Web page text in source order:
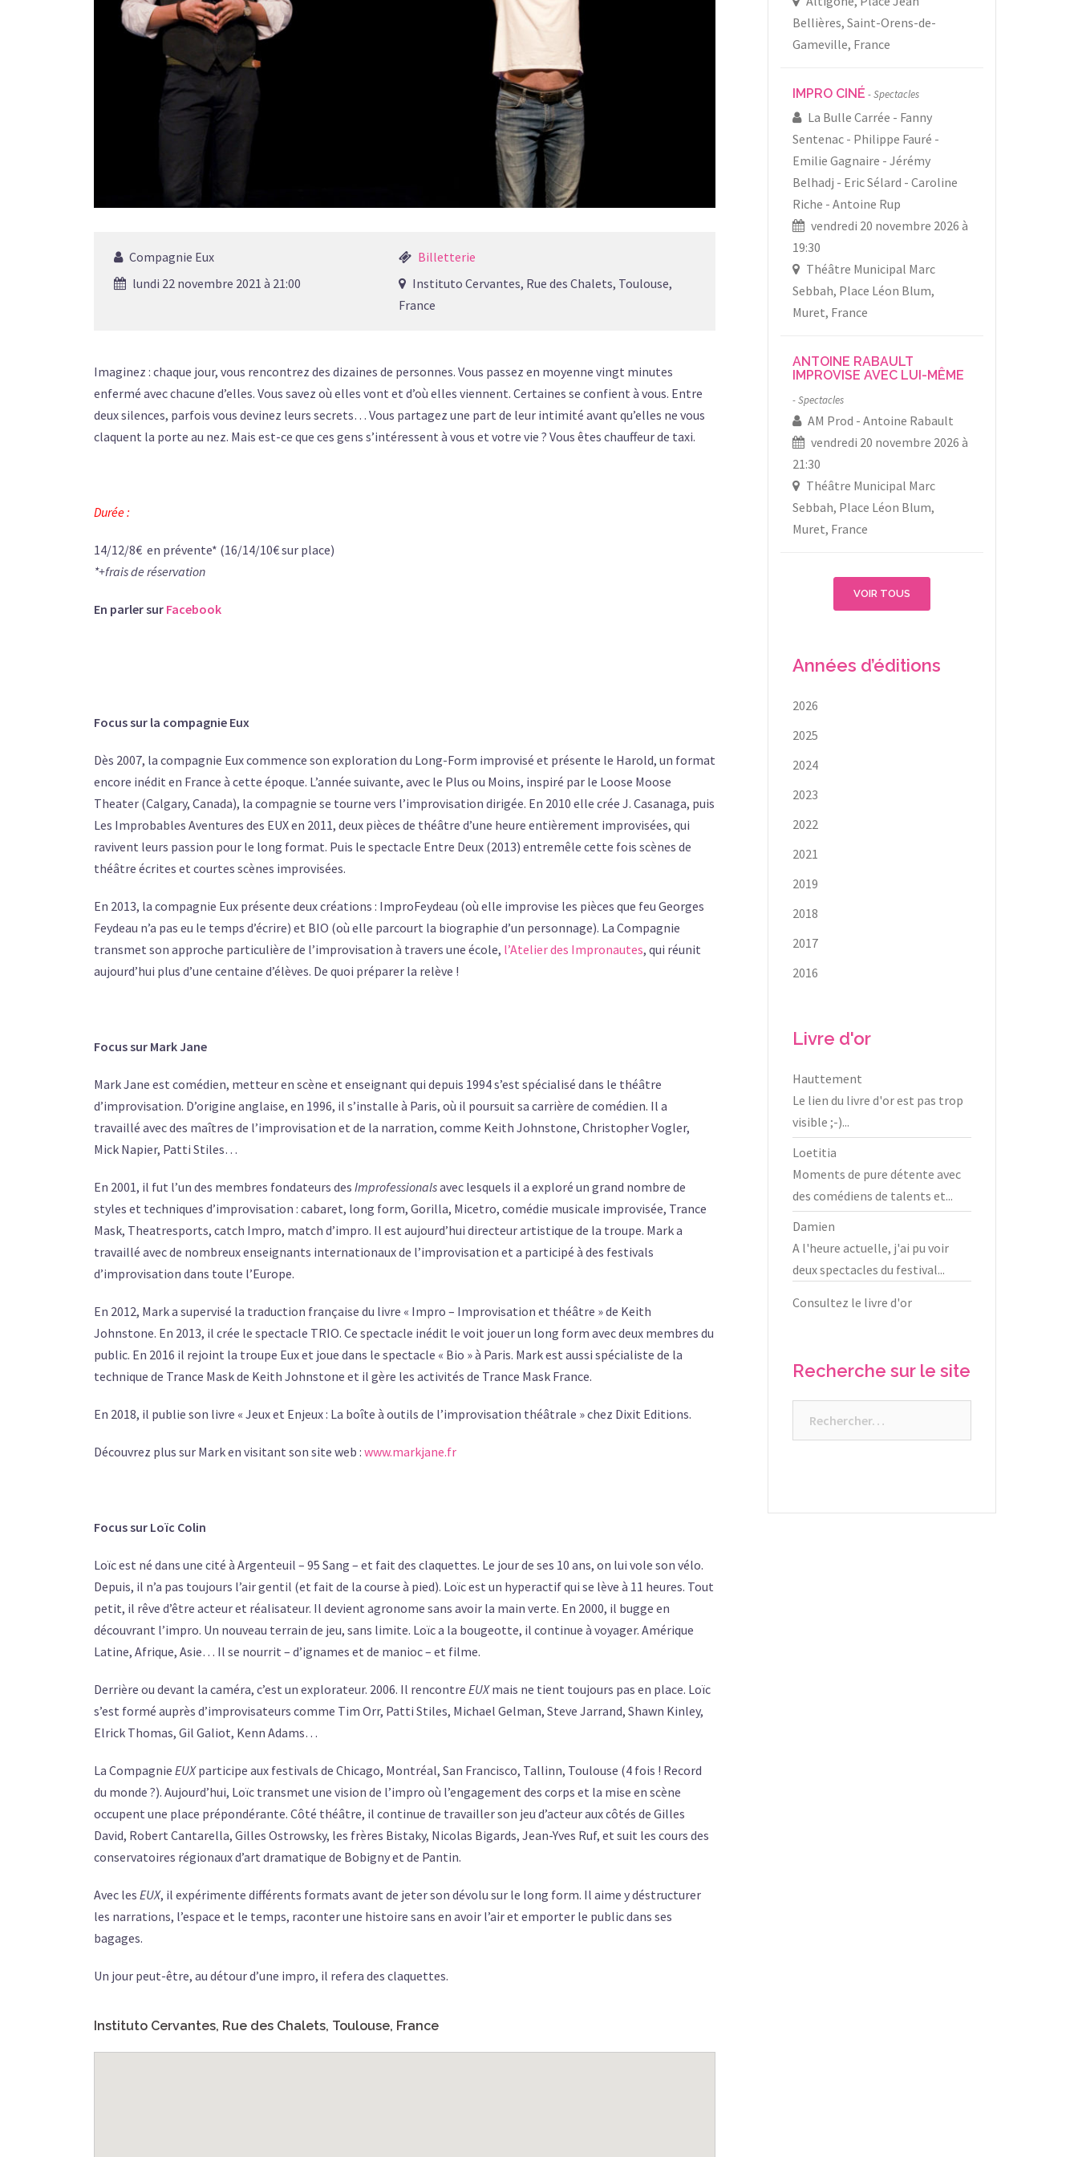
Compagnie Eux
lundi 22 novembre 2021 à 21:00
Billetterie
Instituto Cervantes, Rue des Chalets, Toulouse,
France
Imaginez : chaque jour, vous rencontrez des dizaines de personnes. Vous passez en moyenne vingt minutes
enfermé avec chacune d’elles. Vous savez où elles vont et d’où elles viennent. Certaines se confient à vous. Entre
deux silences, parfois vous devinez leurs secrets… Vous partagez une part de leur intimité avant qu’elles ne vous
claquent la porte au nez. Mais est-ce que ces gens s’intéressent à vous et votre vie ? Vous êtes chauffeur de taxi.
Durée :
14/12/8€ en prévente* (16/14/10€ sur place)
*+frais de réservation
En parler sur Facebook
Focus sur la compagnie Eux
Dès 2007, la compagnie Eux commence son exploration du Long-Form improvisé et présente le Harold, un format
encore inédit en France à cette époque. L’année suivante, avec le Plus ou Moins, inspiré par le Loose Moose
Theater (Calgary, Canada), la compagnie se tourne vers l’improvisation dirigée. En 2010 elle crée J. Casanaga, puis
Les Improbables Aventures des EUX en 2011, deux pièces de théâtre d’une heure entièrement improvisées, qui
ravivent leurs passion pour le long format. Puis le spectacle Entre Deux (2013) entremêle cette fois scènes de
théâtre écrites et courtes scènes improvisées.
En 2013, la compagnie Eux présente deux créations : ImproFeydeau (où elle improvise les pièces que feu Georges
Feydeau n’a pas eu le temps d’écrire) et BIO (où elle parcourt la biographie d’un personnage). La Compagnie
transmet son approche particulière de l’improvisation à travers une école, l’Atelier des Impronautes, qui réunit
aujourd’hui plus d’une centaine d’élèves. De quoi préparer la relève !
Focus sur Mark Jane
Mark Jane est comédien, metteur en scène et enseignant qui depuis 1994 s’est spécialisé dans le théâtre
d’improvisation. D’origine anglaise, en 1996, il s’installe à Paris, où il poursuit sa carrière de comédien. Il a
travaillé avec des maîtres de l’improvisation et de la narration, comme Keith Johnstone, Christopher Vogler,
Mick Napier, Patti Stiles…
En 2001, il fut l’un des membres fondateurs des Improfessionalsavec lesquels il a exploré un grand nombre de
styles et techniques d’improvisation : cabaret, long form, Gorilla, Micetro, comédie musicale improvisée, Trance
Mask, Theatresports, catch Impro, match d’impro. Il est aujourd’hui directeur artistique de la troupe. Mark a
travaillé avec de nombreux enseignants internationaux de l’improvisation et a participé à des festivals
d’improvisation dans toute l’Europe.
En 2012, Mark a supervisé la traduction française du livre « Impro – Improvisation et théâtre » de Keith
Johnstone. En 2013, il crée le spectacle TRIO. Ce spectacle inédit le voit jouer un long form avec deux membres du
public. En 2016 il rejoint la troupe Eux et joue dans le spectacle « Bio » à Paris. Mark est aussi spécialiste de la
technique de Trance Mask de Keith Johnstone et il gère les activités de Trance Mask France.
En 2018, il publie son livre « Jeux et Enjeux : La boîte à outils de l’improvisation théâtrale » chez Dixit Editions.
Découvrez plus sur Mark en visitant son site web : www.markjane.fr
Focus sur Loïc Colin
Loïc est né dans une cité à Argenteuil – 95 Sang – et fait des claquettes. Le jour de ses 10 ans, on lui vole son vélo.
Depuis, il n’a pas toujours l’air gentil (et fait de la course à pied). Loïc est un hyperactif qui se lève à 11 heures. Tout
petit, il rêve d’être acteur et réalisateur. Il devient agronome sans avoir la main verte. En 2000, il bugge en
découvrant l’impro. Un nouveau terrain de jeu, sans limite. Loïc a la bougeotte, il continue à voyager. Amérique
Latine, Afrique, Asie… Il se nourrit – d’ignames et de manioc – et filme.
Derrière ou devant la caméra, c’est un explorateur. 2006. Il rencontre EUXmais ne tient toujours pas en place. Loïc
s’est formé auprès d’improvisateurs comme Tim Orr, Patti Stiles, Michael Gelman, Steve Jarrand, Shawn Kinley,
Elrick Thomas, Gil Galiot, Kenn Adams…
La Compagnie EUXparticipe aux festivals de Chicago, Montréal, San Francisco, Tallinn, Toulouse (4 fois ! Record
du monde ?). Aujourd’hui, Loïc transmet une vision de l’impro où l’engagement des corps et la mise en scène
occupent une place prépondérante. Côté théâtre, il continue de travailler son jeu d’acteur aux côtés de Gilles
David, Robert Cantarella, Gilles Ostrowsky, les frères Bistaky, Nicolas Bigards, Jean-Yves Ruf, et suit les cours des
conservatoires régionaux d’art dramatique de Bobigny et de Pantin.
Avec les EUX, il expérimente différents formats avant de jeter son dévolu sur le long form. Il aime y déstructurer
les narrations, l’espace et le temps, raconter une histoire sans en avoir l’air et emporter le public dans ses
bagages.
Un jour peut-être, au détour d’une impro, il refera des claquettes.
Instituto Cervantes, Rue des Chalets, Toulouse, France
Bellières, Saint-Orens-de-
Gameville, France
IMPRO CINÉ Spectacles
La Bulle Carrée
Fanny
Sentenac
Philippe Fauré
Emilie Gagnaire
Jérémy
Belhadj
Eric Sélard
Caroline
Riche
Antoine Rup
vendredi 20 novembre 2026 à
19:30
Théâtre Municipal Marc
Sebbah, Place Léon Blum,
Muret, France
ANTOINE RABAULT
IMPROVISE AVEC LUI-MÊME
Spectacles
AM Prod
Antoine Rabault
vendredi 20 novembre 2026 à
21:30
Théâtre Municipal Marc
Sebbah, Place Léon Blum,
Muret, France
VOIR TOUS
Années d’éditions
2026
2025
2024
2023
2022
2021
2019
2018
2017
2016
Livre d'or
Hauttement
Le lien du livre d'or est pas trop
visible ;-)...
Loetitia
Moments de pure détente avec
des comédiens de talents et...
Damien
A l'heure actuelle, j'ai pu voir
deux spectacles du festival...
Consultez le livre d'or
Recherche sur le site